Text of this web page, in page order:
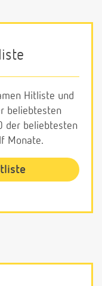
Hitliste und
beliebtesten
der beliebtesten
Monate.